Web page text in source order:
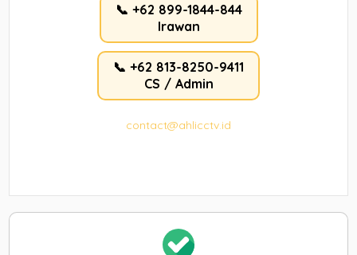
📞 +62 899-1844-844
Irawan
📞 +62 813-8250-9411
CS / Admin
contact@ahlicctv.id